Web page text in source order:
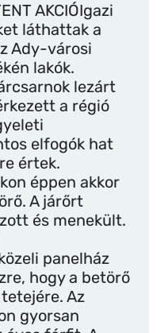
AKCIÓIgazi
láthattak a
Ady-városi
lakók.
lezárt
a régió
elfogók hat
értek.
éppen akkor
A járőrt
és menekült.
panelház
hogy a betörő
Az
gyorsan